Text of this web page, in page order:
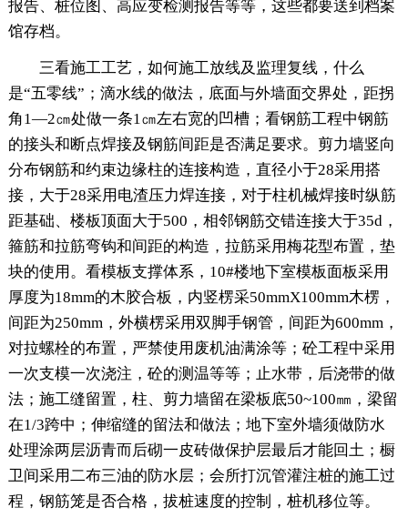
报告、桩位图、高应变检测报告等等，这些都要送到档案
馆存档。
三看施工工艺，如何施工放线及监理复线，什么
是“五零线”；滴水线的做法，底面与外墙面交界处，距拐
角1—2㎝处做一条1㎝左右宽的凹槽；看钢筋工程中钢筋
的接头和断点焊接及钢筋间距是否满足要求。剪力墙竖向
分布钢筋和约束边缘柱的连接构造，直径小于28采用搭
接，大于28采用电渣压力焊连接，对于柱机械焊接时纵筋
距基础、楼板顶面大于500，相邻钢筋交错连接大于35d，
箍筋和拉筋弯钩和间距的构造，拉筋采用梅花型布置，垫
块的使用。看模板支撑体系，10#楼地下室模板面板采用
厚度为18mm的木胶合板，内竖楞采50mmX100mm木楞，
间距为250mm，外横楞采用双脚手钢管，间距为600mm，
对拉螺栓的布置，严禁使用废机油满涂等；砼工程中采用
一次支模一次浇注，砼的测温等等；止水带，后浇带的做
法；施工缝留置，柱、剪力墙留在梁板底50~100㎜，梁留
在1/3跨中；伸缩缝的留法和做法；地下室外墙须做防水
处理涂两层沥青而后砌一皮砖做保护层最后才能回土；橱
卫间采用二布三油的防水层；会所打沉管灌注桩的施工过
程，钢筋笼是否合格，拔桩速度的控制，桩机移位等。